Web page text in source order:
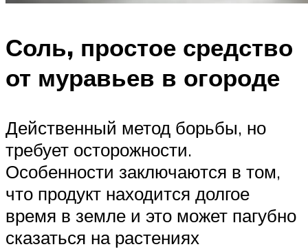
Соль, простое средство
от муравьев в огороде
Действенный метод борьбы, но
требует осторожности.
Особенности заключаются в том,
что продукт находится долгое
время в земле и это может пагубно
сказаться на растениях